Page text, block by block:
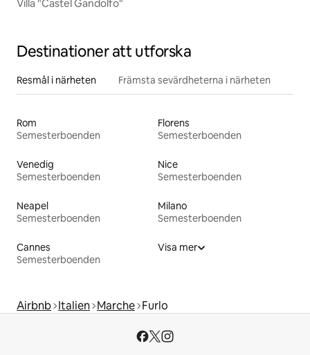
Villa "Castel Gandolfo"
Destinationer att utforska
Resmål i närheten Främsta sevärdheterna i närheten
Rom
Semesterboenden
Florens
Semesterboenden
Venedig
Semesterboenden
Nice
Semesterboenden
Neapel
Semesterboenden
Milano
Semesterboenden
Cannes
Semesterboenden
Visa mer
Airbnb Italien Marche Furlo